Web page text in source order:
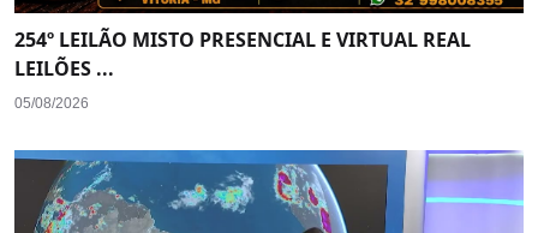
254º LEILÃO MISTO PRESENCIAL E VIRTUAL REAL
LEILÕES ...
05/08/2026